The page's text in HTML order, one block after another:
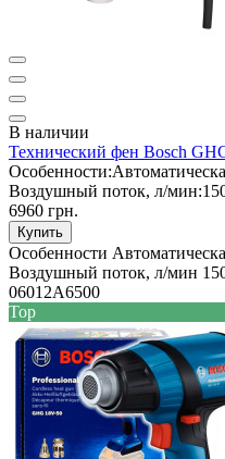
В наличии
Технический фен Bosch
Особенности:
Воздушный поток, л/мин:
6960 грн.
Купить
Особенности
Воздушный поток, л/мин
06012A6500
Top